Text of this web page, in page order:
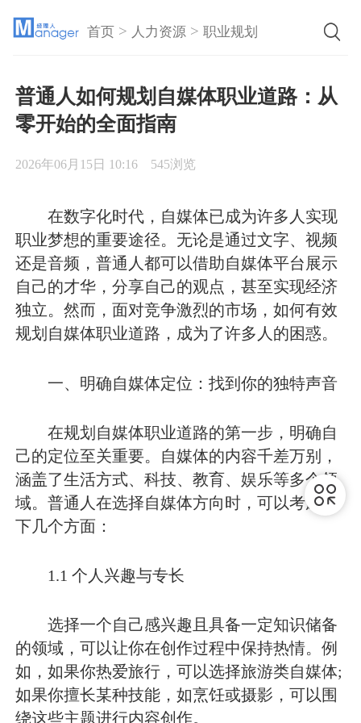
首页 > 人力资源 >职业规划
普通人如何规划自媒体职业道路：从
零开始的全面指南
2026年06月15日 10:16 545浏览
在数字化时代，自媒体已成为许多人实现
职业梦想的重要途径。无论是通过文字、视频
还是音频，普通人都可以借助自媒体平台展示
自己的才华，分享自己的观点，甚至实现经济
独立。然而，面对竞争激烈的市场，如何有效
规划自媒体职业道路，成为了许多人的困惑。
一、明确自媒体定位：找到你的独特声音
在规划自媒体职业道路的第一步，明确自
己的定位至关重要。自媒体的内容千差万别，
涵盖了生活方式、科技、教育、娱乐等多个领
域。普通人在选择自媒体方向时，可以考虑以
下几个方面：
1.1 个人兴趣与专长
选择一个自己感兴趣且具备一定知识储备
的领域，可以让你在创作过程中保持热情。例
如，如果你热爱旅行，可以选择旅游类自媒体;
如果你擅长某种技能，如烹饪或摄影，可以围
绕这些主题进行内容创作。